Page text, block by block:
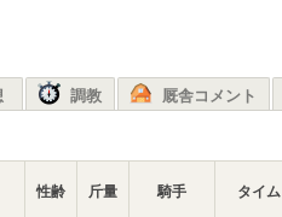
調教 厩舎コメント
性齢 斤量 騎手 タイム